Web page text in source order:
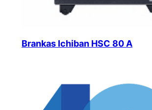
Brankas Ichiban HSC 80 A